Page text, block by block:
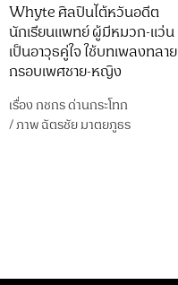
Whyte ศิลปินไต้หวันอดีต
นักเรียนแพทย์ ผู้มีหมวก-แว่น
เป็นอาวุธคู่ใจ ใช้บทเพลงทลาย
กรอบเพศชาย-หญิง
เรื่อง กชกร ด่านกระโทก
/ภาพฉัตรชัย มาตยภูธร